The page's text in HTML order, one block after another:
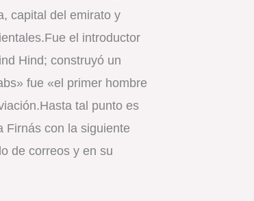
capital del emirato y
el introductor
Hind; construyó un
fue «el primer hombre
tal punto es
Firnás con la siguiente
de correos y en su